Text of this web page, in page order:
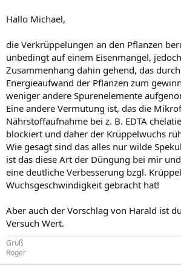
Hallo Michael,
die Verkrüppelungen an den Pflanzen
unbedingt auf einem Eisenmangel,
Zusammenhang dahin gehend, das
Energieaufwand der Pflanzen zum
weniger andere Spurenelemente
Eine andere Vermutung ist, das die
Nährstoffaufnahme bei z. B. EDTA
blockiert und daher der Krüppelwuchs
Wie gesagt sind das alles nur wilde
ist das diese Art der Düngung bei mir
eine deutliche Verbesserung bzgl.
Wuchsgeschwindigkeit gebracht hat!
Aber auch der Vorschlag von Harald ist
Versuch Wert.
Gruß
Roger